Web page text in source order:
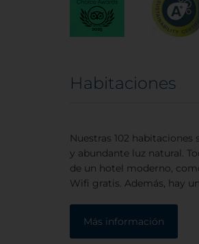
Habitaciones
Nuestras 102
y abundante luz natural.
de un hotel moderno,
Wifi gratis. Además, hay
Más información